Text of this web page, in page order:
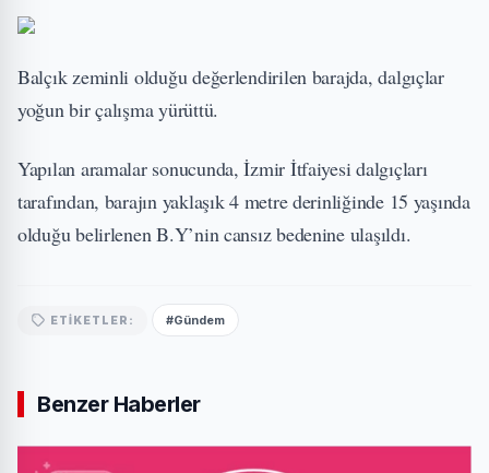
Balçık zeminli olduğu değerlendirilen barajda, dalgıçlar
yoğun bir çalışma yürüttü.
Yapılan aramalar sonucunda, İzmir İtfaiyesi dalgıçları
tarafından, barajın yaklaşık 4 metre derinliğinde 15 yaşında
olduğu belirlenen B.Y’nin cansız bedenine ulaşıldı.
ETIKETLER: #Gündem
Benzer Haberler